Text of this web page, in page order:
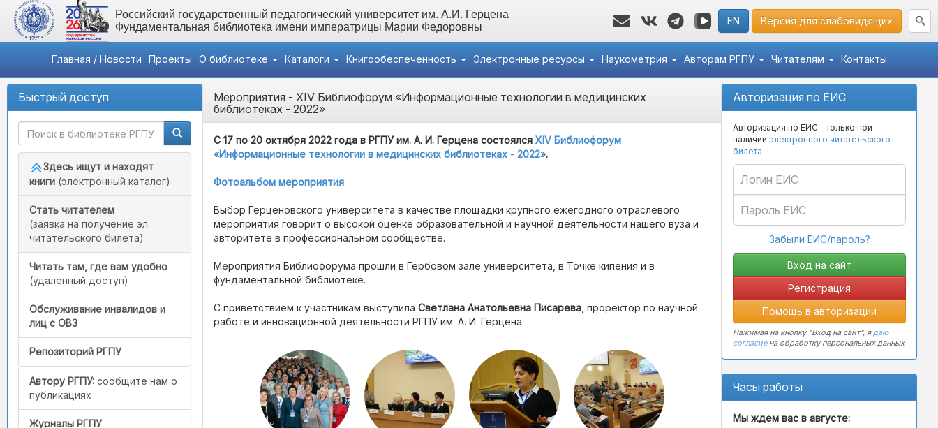
Российский государственный педагогический университет им. А.И. Герцена
Фундаментальная библиотека имени императрицы Марии Федоровны
EN Версия для слабовидящих
Главная / Новости Проекты О библиотеке Каталоги Книгообеспеченность Электронные ресурсы Наукометрия Авторам РГПУ Читателям Контакты
Быстрый доступ
Здесь ищут и находят
книги (электронный каталог)
Стать читателем
(заявка на получение эл.
читательского билета)
Читать там, где вам удобно
(удаленный доступ)
Обслуживание инвалидов и
лиц с ОВЗ
Репозиторий РГПУ
Автору РГПУ: сообщите нам о
публикациях
Журналы РГПУ
Авторизация по ЕИС
Авторизация по ЕИС - только при
наличии электронного читательского
билета
Забыли ЕИС/пароль?
Регистрация
Помощь в авторизации
Нажимая на кнопку "Вход на сайт", ядаю
согласиена обработку персональных данных
Часы работы
Мы ждем вас в августе:
Мероприятия - XIV Библиофорум «Информационные технологии в медицинских
библиотеках - 2022»
C 17 по 20 октября 2022 года в РГПУ им. А. И. Герцена состоялся XIV Библиофорум
«Информационные технологии в медицинских библиотеках - 2022».
Фотоальбом мероприятия
Выбор Герценовского университета в качестве площадки крупного ежегодного отраслевого
мероприятия говорит о высокой оценке образовательной и научной деятельности нашего вуза и
авторитете в профессиональном сообществе.
Мероприятия Библиофорума прошли в Гербовом зале университета, в Точке кипения и в
фундаментальной библиотеке.
С приветствием к участникам выступила Светлана Анатольевна Писарева , проректор по научной
работе и инновационной деятельности РГПУ им. А. И. Герцена.